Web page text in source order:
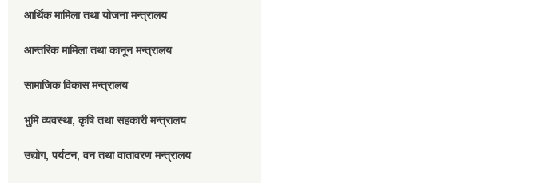
आर्थिक मामिला तथा योजना मन्त्रालय
आन्तरिक मामिला तथा कानून मन्त्रालय
सामाजिक विकास मन्त्रालय
भुमि व्यवस्था, कृषि तथा सहकारी मन्त्रालय
उद्योग, पर्यटन, वन तथा वातावरण मन्त्रालय